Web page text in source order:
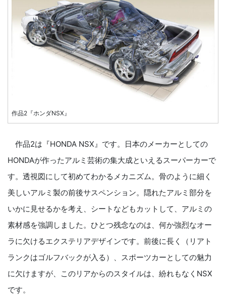
作品2『ホンダNSX』
作品2は『HONDA NSX』です。日本のメーカーとしての
HONDAが作ったアルミ芸術の集大成といえるスーパーカーで
す。透視図にして初めてわかるメカニズム。骨のように細く
美しいアルミ製の前後サスペンション。隠れたアルミ部分を
いかに見せるかを考え、シートなどもカットして、アルミの
素材感を強調しました。ひとつ残念なのは、何か強烈なオー
ラに欠けるエクステリアデザインです。前後に長く（リアト
ランクはゴルフバックが入る）、スポーツカーとしての魅力
に欠けますが、このリアからのスタイルは、紛れもなくNSX
です。